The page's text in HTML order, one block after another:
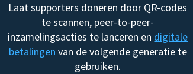
Laat supporters doneren door QR-codes
te scannen, peer-to-peer-
inzamelingsacties te lanceren en digitale
betalingen van de volgende generatie te
gebruiken.